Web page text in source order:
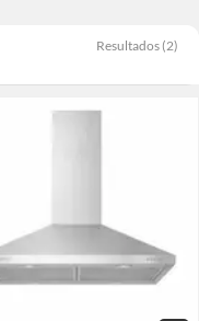
Resultados (2)